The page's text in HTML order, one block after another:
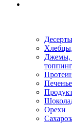
Десерты
Джемы,
Печенье
Орехи